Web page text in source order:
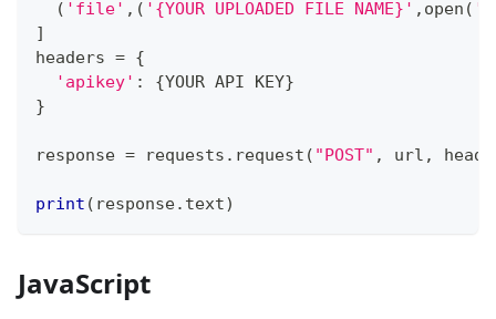
( 'file' , ( '{YOUR UPLOADED FILE NAME}' , open (
]
headers = {
'apikey' : {YOUR API KEY}
}
response = requests . request ( "POST" , url ,
print ( response. text)
JavaScript